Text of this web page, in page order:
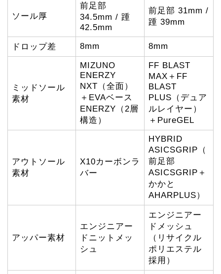
ソール厚
前足部
34.5mm / 踵
42.5mm
前足部 31mm /
踵 39mm
ドロップ差 8mm 8mm
ミッドソール
素材
MIZUNO
ENERZY
NXT（全面）
＋EVAベース
ENERZY（2層
構造）
FF BLAST
MAX＋FF
BLAST
PLUS（デュア
ルレイヤー）
＋PureGEL
アウトソール
素材
X10カーボンラ
バー
HYBRID
ASICSGRIP（
前足部
ASICSGRIP＋
かかと
AHARPLUS）
アッパー素材
エンジニアー
ドニットメッ
シュ
エンジニアー
ドメッシュ
（リサイクル
ポリエステル
採用）